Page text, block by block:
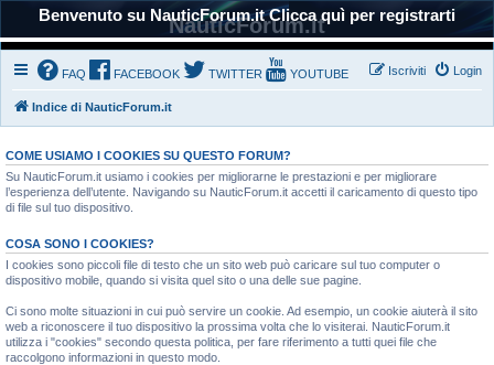
Benvenuto su NauticForum.it Clicca quì per registrarti
NauticForum.it
FAQ FACEBOOK TWITTER YOUTUBE Login
Iscriviti
Indice di NauticForum.it
COME USIAMO I COOKIES SU QUESTO FORUM?
Su NauticForum.it usiamo i cookies per migliorarne le prestazioni e per migliorare
l’esperienza dell’utente. Navigando su NauticForum.it accetti il caricamento di questo tipo
di file sul tuo dispositivo.
COSA SONO I COOKIES?
I cookies sono piccoli file di testo che un sito web può caricare sul tuo computer o
dispositivo mobile, quando si visita quel sito o una delle sue pagine.
Ci sono molte situazioni in cui può servire un cookie. Ad esempio, un cookie aiuterà il sito
web a riconoscere il tuo dispositivo la prossima volta che lo visiterai. NauticForum.it
utilizza i "cookies" secondo questa politica, per fare riferimento a tutti quei file che
raccolgono informazioni in questo modo.